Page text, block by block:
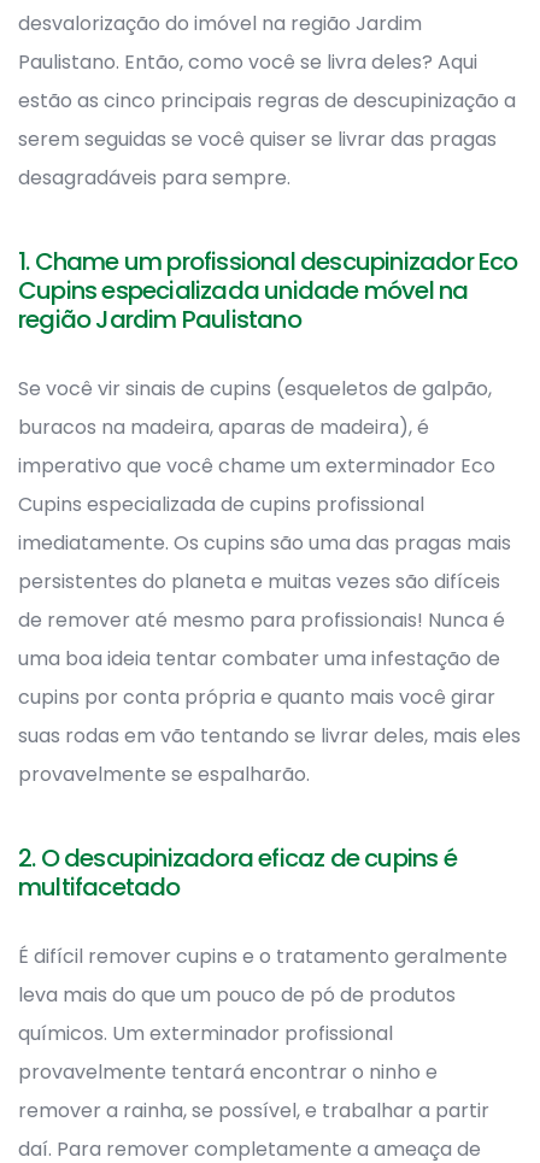
desvalorização do imóvel na região Jardim
Paulistano. Então, como você se livra deles? Aqui
estão as cinco principais regras de descupinização a
serem seguidas se você quiser se livrar das pragas
desagradáveis para sempre.
1. Chame um profissional descupinizador Eco
Cupins especializada unidade móvel na
região Jardim Paulistano
Se você vir sinais de cupins (esqueletos de galpão,
buracos na madeira, aparas de madeira), é
imperativo que você chame um exterminador Eco
Cupins especializada de cupins profissional
imediatamente. Os cupins são uma das pragas mais
persistentes do planeta e muitas vezes são difíceis
de remover até mesmo para profissionais! Nunca é
uma boa ideia tentar combater uma infestação de
cupins por conta própria e quanto mais você girar
suas rodas em vão tentando se livrar deles, mais eles
provavelmente se espalharão.
2. O descupinizadora eficaz de cupins é
multifacetado
É difícil remover cupins e o tratamento geralmente
leva mais do que um pouco de pó de produtos
químicos. Um exterminador profissional
provavelmente tentará encontrar o ninho e
remover a rainha, se possível, e trabalhar a partir
daí. Para remover completamente a ameaça de